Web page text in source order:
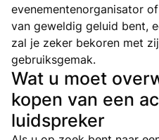
evenementenorganisator
van geweldig geluid bent,
zal je zeker bekoren met
gebruiksgemak.
Wat u moet
kopen van een
luidspreker